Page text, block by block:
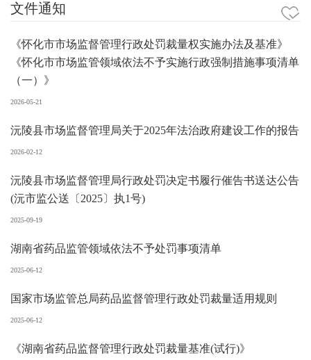
文件通知
《怀化市市场监督管理行政处罚裁量权实施办法及基准》
《怀化市市场监管领域依法不予实施行政强制措施事项清单
（一）》
2026-05-21
沅陵县市场监督管理局关于2025年法治政府建设工作的报告
2026-02-12
沅陵县市场监督管理局行政处罚决定书履行催告书送达公告
(沅市监公送〔2025〕执1号)
2025-09-19
湖南省药品监管领域依法不予处罚事项清单
2025-06-12
国家市场监管总局药品监督管理行政处罚裁量适用规则
2025-06-12
《湖南省药品监督管理行政处罚裁量基准(试行)》